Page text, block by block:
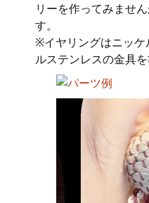
リーを作ってみませ
す。
※イヤリングはニッケ
ルステンレスの金具を